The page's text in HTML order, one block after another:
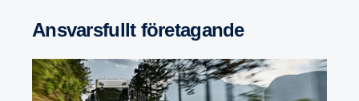
Ansvarsfullt företagande